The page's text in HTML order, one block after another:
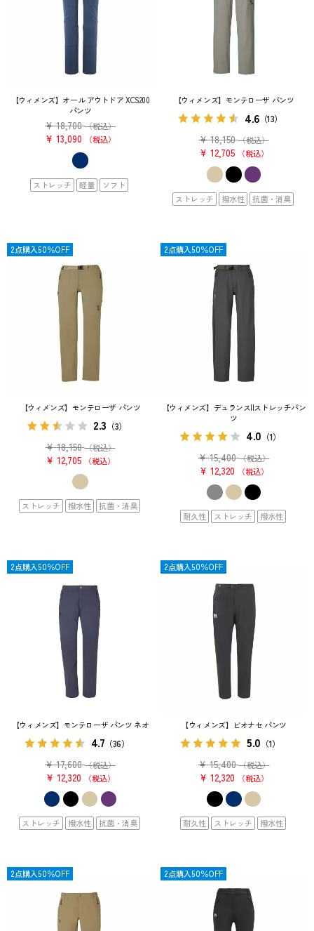
【ウィメンズ】オール アウトドア XCS200
パンツ
¥ 18,700 （税込）
¥ 13,090 税込
ストレッチ 軽量 ソフト
【ウィメンズ】モンテローザ パンツ
4.6（13）
¥ 18,150 （税込）
¥ 12,705 税込
ストレッチ 撥水性 抗菌・消臭
【ウィメンズ】モンテローザ パンツ
2.3 （3）
¥ 18,150 （税込）
¥ 12,705 税込
OUTLET
ストレッチ 撥水性 抗菌・消臭
2点購入50％OFF
【ウィメンズ】デュランスIIストレッチパン
ツ
4.0 （1）
¥ 15,400 （税込）
¥ 12,320 税込
OUTLET
耐久性 ストレッチ 撥水性
2点購入50％OFF
【ウィメンズ】モンテローザ パンツ ネオ
4.7 （36）
¥ 17,600 （税込）
¥ 12,320 税込
OUTLET
ストレッチ 撥水性 抗菌・消臭
2点購入50％OFF
【ウィメンズ】ビオナセ パンツ
5.0 （1）
¥ 15,400 （税込）
¥ 12,320 税込
OUTLET
耐久性 ストレッチ 撥水性
2点購入50％OFF
OUTLET
2点購入50％OFF OUTLET
2点購入50％OFF